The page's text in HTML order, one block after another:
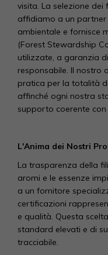
visita. La selezione
affidiamo a un partner
ambientale e fornisce
(Forest Stewardship
utilizzate, a garanzia
responsabile. Il nostro
pratica per la totalità
affinché ogni nostra
supporto coerente con
L'Anima dei Nostri
La trasparenza della
aromi e le essenze
a un fornitore
certificazioni
e qualità. Questa
standard elevati e di
tracciabile.